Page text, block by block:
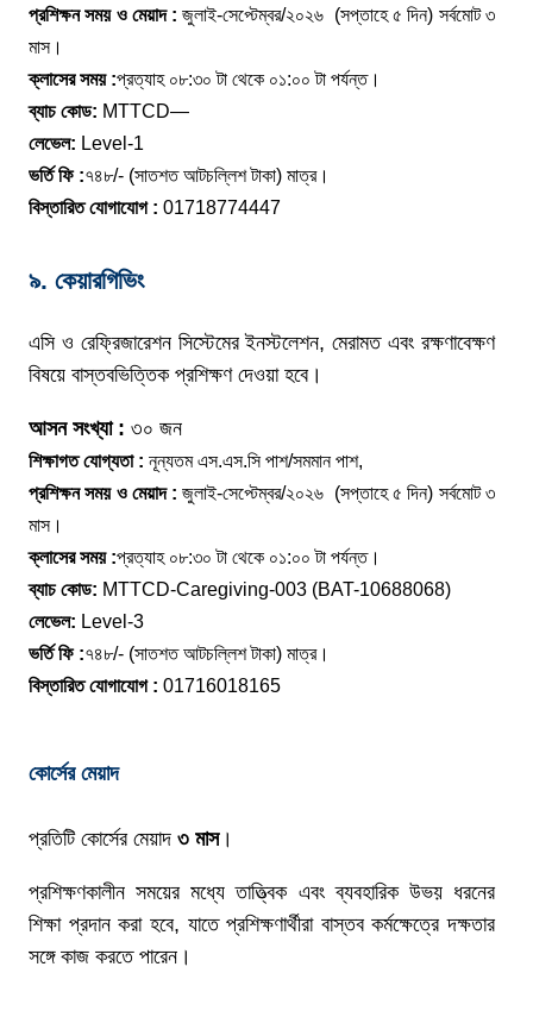
প্রশিক্ষন সময় ও মেয়াদ : জুলাই-সেপ্টেম্বর/২০২৬ (সপ্তাহে ৫ দিন) সর্বমোট ৩
মাস।
ক্লাসের সময় :প্রত্যাহ ০৮:৩০ টা থেকে ০১:০০ টা পর্যন্ত।
ব্যাচ কোড: MTTCD—
লেভেল: Level-1
ভর্তি ফি :৭৪৮/- (সাতশত আটচল্লিশ টাকা) মাত্র।
বিস্তারিত যোগাযোগ : 01718774447
৯. কেয়ারগিভিং
এসি ও রেফ্রিজারেশন সিস্টেমের ইনস্টলেশন, মেরামত এবং রক্ষণাবেক্ষণ
বিষয়ে বাস্তবভিত্তিক প্রশিক্ষণ দেওয়া হবে।
আসন সংখ্যা : ৩০ জন
শিক্ষাগত যোগ্যতা : নূন্যতম এস.এস.সি পাশ/সমমান পাশ,
প্রশিক্ষন সময় ও মেয়াদ : জুলাই-সেপ্টেম্বর/২০২৬ (সপ্তাহে ৫ দিন) সর্বমোট ৩
মাস।
ক্লাসের সময় :প্রত্যাহ ০৮:৩০ টা থেকে ০১:০০ টা পর্যন্ত।
ব্যাচ কোড: MTTCD-Caregiving-003 (BAT-10688068)
লেভেল: Level-3
ভর্তি ফি :৭৪৮/- (সাতশত আটচল্লিশ টাকা) মাত্র।
বিস্তারিত যোগাযোগ : 01716018165
কোর্সের মেয়াদ
প্রতিটি কোর্সের মেয়াদ ৩ মাস।
প্রশিক্ষণকালীন সময়ের মধ্যে তাত্ত্বিক এবং ব্যবহারিক উভয় ধরনের
শিক্ষা প্রদান করা হবে, যাতে প্রশিক্ষণার্থীরা বাস্তব কর্মক্ষেত্রে দক্ষতার
সঙ্গে কাজ করতে পারেন।